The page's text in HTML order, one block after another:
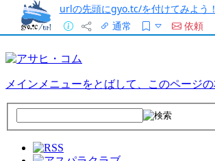
urlの先頭にgyo.tc/を付けてみよう！
通常
依頼